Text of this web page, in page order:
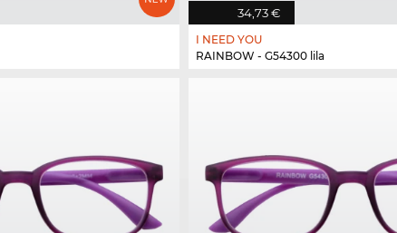
34,73 €
I NEED YOU
RAINBOW - G54300 lila